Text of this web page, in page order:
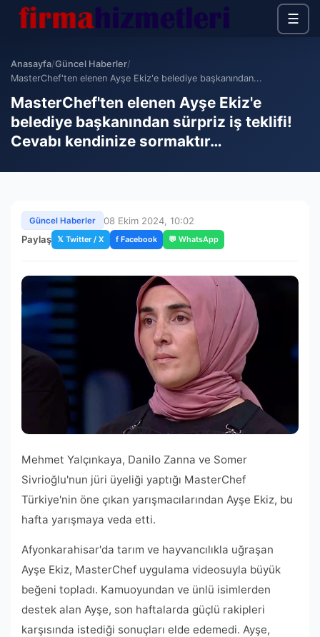
☰
Anasayfa/Güncel Haberler/
MasterChef'ten elenen Ayşe Ekiz'e belediye başkanından...
MasterChef'ten elenen Ayşe Ekiz'e
belediye başkanından sürpriz iş teklifi!
Cevabı kendinize sormaktır…
Güncel Haberler
08 Ekim 2024, 10:02
Paylaş 𝕏 Twitter / X f Facebook 💬 WhatsApp
Mehmet Yalçınkaya, Danilo Zanna ve Somer
Sivrioğlu'nun jüri üyeliği yaptığı MasterChef
Türkiye'nin öne çıkan yarışmacılarından Ayşe Ekiz, bu
hafta yarışmaya veda etti.
Afyonkarahisar'da tarım ve hayvancılıkla uğraşan
Ayşe Ekiz, MasterChef uygulama videosuyla büyük
beğeni topladı. Kamuoyundan ve ünlü isimlerden
destek alan Ayşe, son haftalarda güçlü rakipleri
karşısında istediği sonuçları elde edemedi. Ayşe,